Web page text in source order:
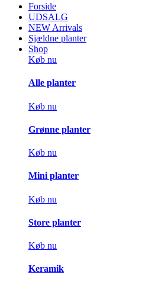
Forside
UDSALG
NEW Arrivals
Sjældne planter
Shop
Køb nu
Alle planter
Køb nu
Grønne planter
Køb nu
Mini planter
Køb nu
Store planter
Køb nu
Keramik